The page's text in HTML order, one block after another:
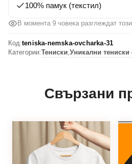
100% памук (текстил)
В момента 9 човека разглеждат
Код:teniska-nemska-ovcharka-31
Категории:Тениски Уникални тениски
Свързани